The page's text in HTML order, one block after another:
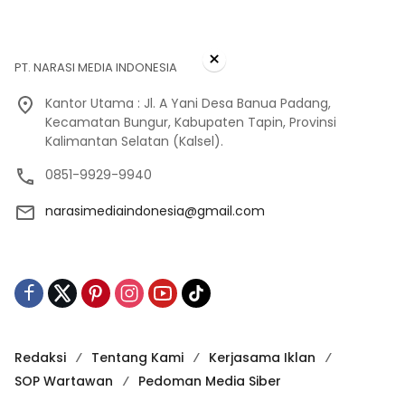
PT. NARASI MEDIA INDONESIA
Kantor Utama : Jl. A Yani Desa Banua Padang,
Kecamatan Bungur, Kabupaten Tapin, Provinsi
Kalimantan Selatan (Kalsel).
0851-9929-9940
narasimediaindonesia@gmail.com
Redaksi Tentang Kami
Kerjasama Iklan
SOP Wartawan
Pedoman Media Siber
×